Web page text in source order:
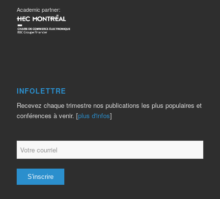
Academic partner:
INFOLETTRE
Recevez chaque trimestre nos publications les plus populaires et
conférences à venir. [plus d'infos]